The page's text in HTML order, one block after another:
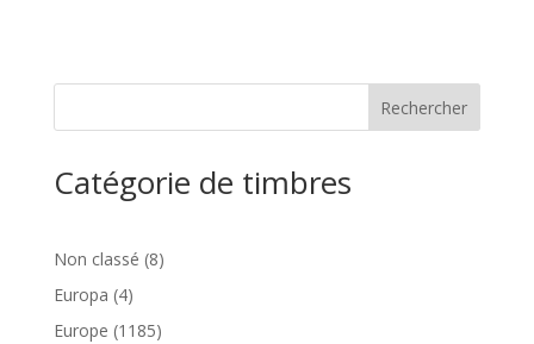
Catégorie de timbres
Non classé 88
Europa 44
produits
Europe 11851185